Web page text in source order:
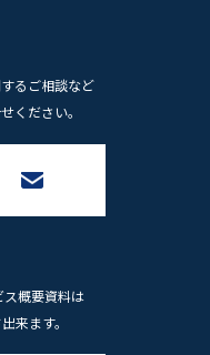
るご相談など
ください。
ス概要資料は
来ます。